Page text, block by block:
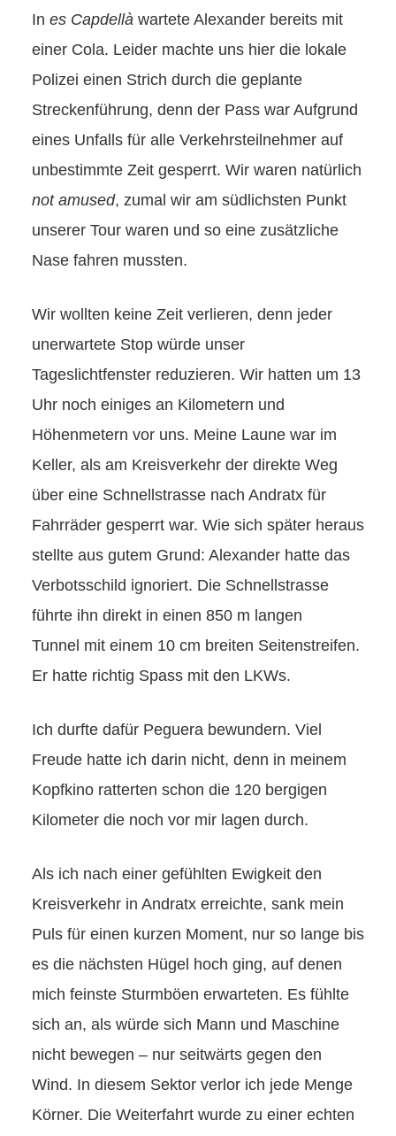
In es Capdellà wartete Alexander bereits mit
einer Cola. Leider machte uns hier die lokale
Polizei einen Strich durch die geplante
Streckenführung, denn der Pass war Aufgrund
eines Unfalls für alle Verkehrsteilnehmer auf
unbestimmte Zeit gesperrt. Wir waren natürlich
not amused, zumal wir am südlichsten Punkt
unserer Tour waren und so eine zusätzliche
Nase fahren mussten.
Wir wollten keine Zeit verlieren, denn jeder
unerwartete Stop würde unser
Tageslichtfenster reduzieren. Wir hatten um 13
Uhr noch einiges an Kilometern und
Höhenmetern vor uns. Meine Laune war im
Keller, als am Kreisverkehr der direkte Weg
über eine Schnellstrasse nach Andratx für
Fahrräder gesperrt war. Wie sich später heraus
stellte aus gutem Grund: Alexander hatte das
Verbotsschild ignoriert. Die Schnellstrasse
führte ihn direkt in einen 850 m langen
Tunnel mit einem 10 cm breiten Seitenstreifen.
Er hatte richtig Spass mit den LKWs.
Ich durfte dafür Peguera bewundern. Viel
Freude hatte ich darin nicht, denn in meinem
Kopfkino ratterten schon die 120 bergigen
Kilometer die noch vor mir lagen durch.
Als ich nach einer gefühlten Ewigkeit den
Kreisverkehr in Andratx erreichte, sank mein
Puls für einen kurzen Moment, nur so lange bis
es die nächsten Hügel hoch ging, auf denen
mich feinste Sturmböen erwarteten. Es fühlte
sich an, als würde sich Mann und Maschine
nicht bewegen – nur seitwärts gegen den
Wind. In diesem Sektor verlor ich jede Menge
Körner. Die Weiterfahrt wurde zu einer echten